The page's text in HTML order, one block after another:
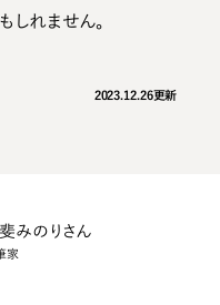
しれません。
2023.12.26更新
みのりさん